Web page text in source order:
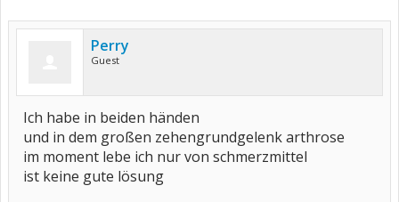
Perry
Guest
Ich habe in beiden händen
und in dem großen zehengrundgelenk arthrose
im moment lebe ich nur von schmerzmittel
ist keine gute lösung